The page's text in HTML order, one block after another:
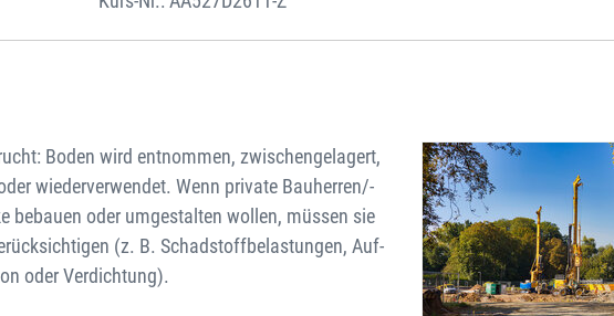
Boden wird entnommen, zwischengelagert,
wiederverwendet. Wenn private Bauherren/-
bebauen oder umgestalten wollen, müssen sie
(z. B. Schadstoffbelastungen, Auf-
oder Verdichtung).